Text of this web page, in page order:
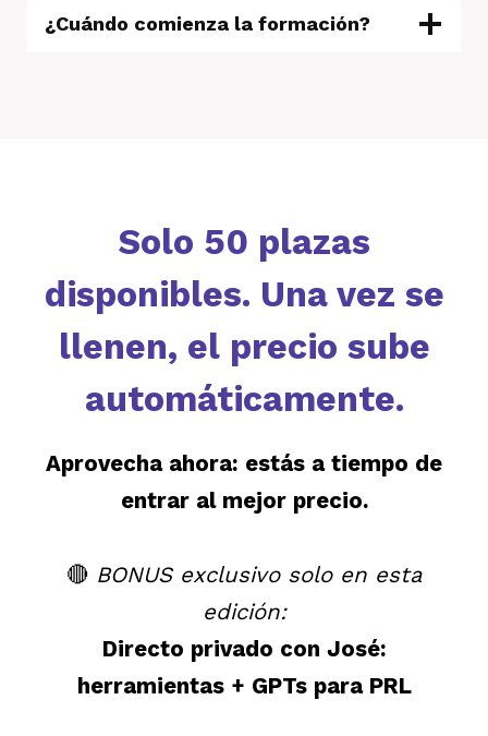
¿Cuándo comienza la formación?
Solo 50 plazas
disponibles. Una vez se
llenen, el precio sube
automáticamente.
Aprovecha ahora: estás a tiempo de
entrar al mejor precio.
🔴 BONUS exclusivo solo en esta
edición:
Directo privado con José:
herramientas + GPTs para PRL